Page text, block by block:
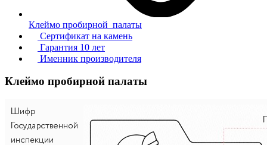
Клеймо пробирной палаты
Сертификат на камень
Гарантия 10 лет
Именник производителя
Клеймо пробирной палаты